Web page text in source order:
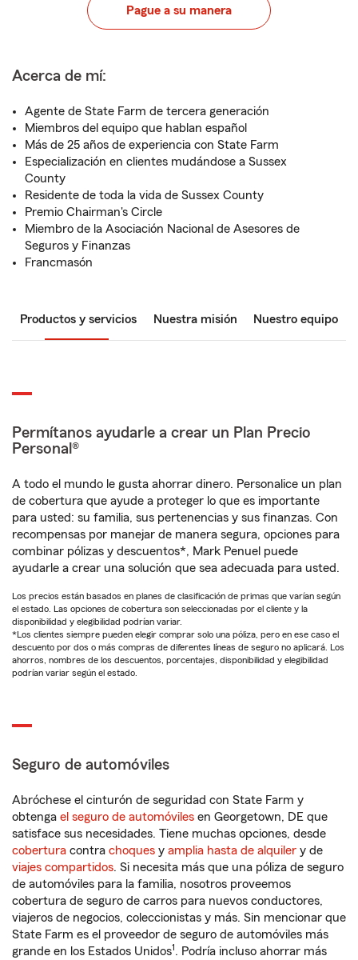
Pague a su manera
Acerca de mí:
Agente de State Farm de tercera generación
Miembros del equipo que hablan español
Más de 25 años de experiencia con State Farm
Especialización en clientes mudándose a Sussex
County
Residente de toda la vida de Sussex County
Premio Chairman's Circle
Miembro de la Asociación Nacional de Asesores de
Seguros y Finanzas
Francmasón
Productos y servicios Nuestra misión Nuestro equipo
Permítanos ayudarle a crear un Plan Precio
Personal®
A todo el mundo le gusta ahorrar dinero. Personalice un plan
de cobertura que ayude a proteger lo que es importante
para usted: su familia, sus pertenencias y sus finanzas. Con
recompensas por manejar de manera segura, opciones para
combinar pólizas y descuentos*, Mark Penuel puede
ayudarle a crear una solución que sea adecuada para usted.
Los precios están basados en planes de clasificación de primas que varían según
el estado. Las opciones de cobertura son seleccionadas por el cliente y la
disponibilidad y elegibilidad podrían variar.
*Los clientes siempre pueden elegir comprar solo una póliza, pero en ese caso el
descuento por dos o más compras de diferentes líneas de seguro no aplicará. Los
ahorros, nombres de los descuentos, porcentajes, disponibilidad y elegibilidad
podrían variar según el estado.
Seguro de automóviles
Abróchese el cinturón de seguridad con State Farm y
obtenga el seguro de automóviles en Georgetown, DE que
satisface sus necesidades. Tiene muchas opciones, desde
cobertura contra choques y amplia hasta de alquiler y de
viajes compartidos. Si necesita más que una póliza de seguro
de automóviles para la familia, nosotros proveemos
cobertura de seguro de carros para nuevos conductores,
viajeros de negocios, coleccionistas y más. Sin mencionar que
State Farm es el proveedor de seguro de automóviles más
grande en los Estados Unidos1. Podría incluso ahorrar más